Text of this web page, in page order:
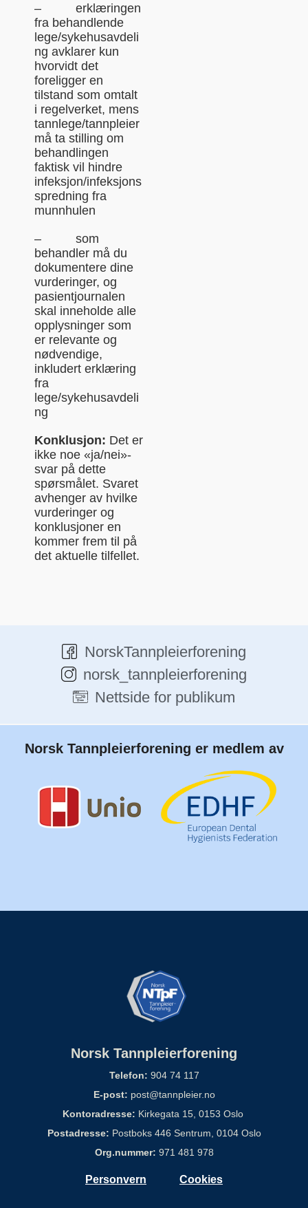
– erklæringen
fra behandlende
lege/sykehusavdeli
ng avklarer kun
hvorvidt det
foreligger en
tilstand som omtalt
i regelverket, mens
tannlege/tannpleier
må ta stilling om
behandlingen
faktisk vil hindre
infeksjon/infeksjons
spredning fra
munnhulen
– som
behandler må du
dokumentere dine
vurderinger, og
pasientjournalen
skal inneholde alle
opplysninger som
er relevante og
nødvendige,
inkludert erklæring
fra
lege/sykehusavdeli
ng
Konklusjon: Det er
ikke noe «ja/nei»-
svar på dette
spørsmålet. Svaret
avhenger av hvilke
vurderinger og
konklusjoner en
kommer frem til på
det aktuelle tilfellet.
NorskTannpleierforening
norsk_tannpleierforening
Nettside for publikum
Norsk Tannpleierforening er medlem av
Norsk Tannpleierforening
Telefon: 904 74 117
E-post: post@tannpleier.no
Kontoradresse: Kirkegata 15, 0153 Oslo
Postadresse: Postboks 446 Sentrum, 0104 Oslo
Org.nummer: 971 481 978
Personvern Cookies